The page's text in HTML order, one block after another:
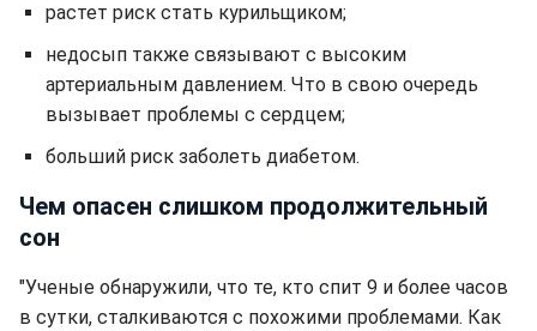
растет риск стать курильщиком;
недосып также связывают с высоким
артериальным давлением. Что в свою очередь
вызывает проблемы с сердцем;
больший риск заболеть диабетом.
Чем опасен слишком продолжительный
сон
"Ученые обнаружили, что те, кто спит 9 и более часов
в сутки, сталкиваются с похожими проблемами. Как